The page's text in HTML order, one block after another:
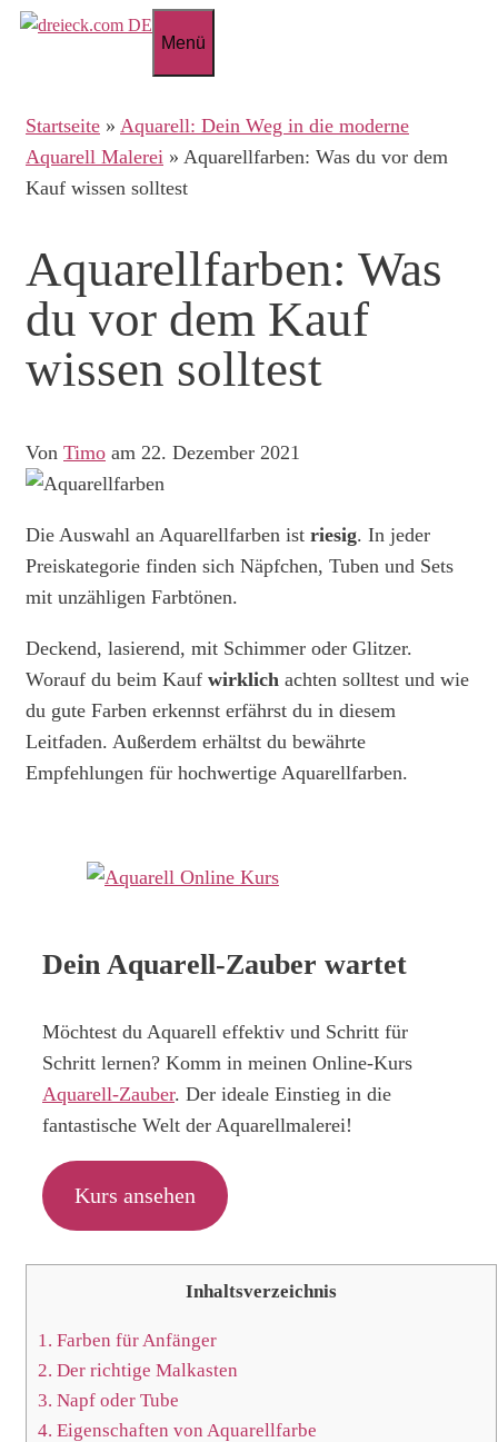
Zum
Menü
Startseite » Aquarell: Dein Weg in die moderne
Aquarell Malerei » Aquarellfarben: Was du vor dem
Kauf wissen solltest
Aquarellfarben: Was
du vor dem Kauf
wissen solltest
Von Timo am 22. Dezember 2021
Die Auswahl an Aquarellfarben ist riesig. In jeder
Preiskategorie finden sich Näpfchen, Tuben und Sets
mit unzähligen Farbtönen.
Deckend, lasierend, mit Schimmer oder Glitzer.
Worauf du beim Kauf wirklich achten solltest und wie
du gute Farben erkennst erfährst du in diesem
Leitfaden. Außerdem erhältst du bewährte
Empfehlungen für hochwertige Aquarellfarben.
Dein Aquarell-Zauber wartet
Möchtest du Aquarell effektiv und Schritt für
Schritt lernen? Komm in meinen Online-Kurs
Aquarell-Zauber. Der ideale Einstieg in die
fantastische Welt der Aquarellmalerei!
Kurs ansehen
Inhaltsverzeichnis
1. Farben für Anfänger
2. Der richtige Malkasten
3. Napf oder Tube
4. Eigenschaften von Aquarellfarbe